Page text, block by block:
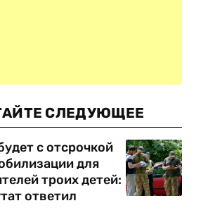
СЛЕДУЮЩЕЕ
с отсрочкой
для
троих детей:
ответил